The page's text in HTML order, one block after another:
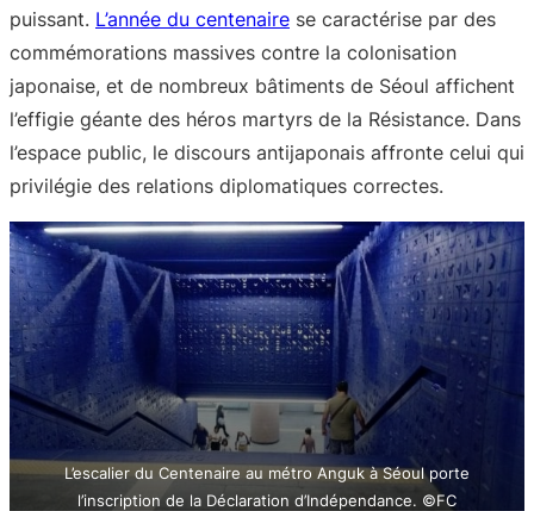
puissant. L’année du centenaire se caractérise par des
commémorations massives contre la colonisation
japonaise, et de nombreux bâtiments de Séoul affichent
l’effigie géante des héros martyrs de la Résistance. Dans
l’espace public, le discours antijaponais affronte celui qui
privilégie des relations diplomatiques correctes.
L’escalier du Centenaire au métro Anguk à Séoul porte
l’inscription de la Déclaration d’Indépendance. ©FC